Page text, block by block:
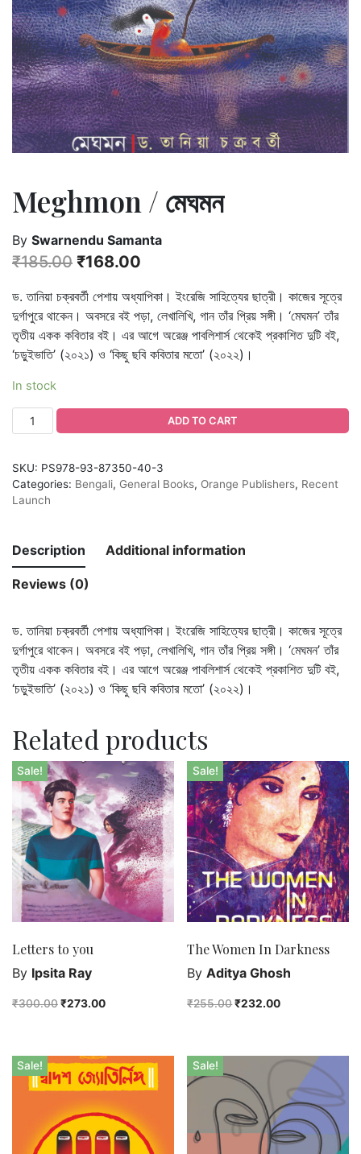
Meghmon / মেঘমন
By Swarnendu Samanta
₹185.00 ₹168.00
ড. তানিয়া চক্রবর্তী পেশায় অধ্যাপিকা। ইংরেজি সাহিত্যের ছাত্রী। কাজের সূত্রে
দুর্গাপুরে থাকেন। অবসরে বই পড়া, লেখালিখি, গান তাঁর প্রিয় সঙ্গী। ‘মেঘমন’ তাঁর
তৃতীয় একক কবিতার বই। এর আগে অরেঞ্জ পাবলিশার্স থেকেই প্রকাশিত দুটি বই,
‘চড়ুইভাতি’ (২০২১) ও ‘কিছু ছবি কবিতার মতো’ (২০২২)।
In stock
ADD TO CART
SKU: PS978-93-87350-40-3
Categories: Bengali, General Books, Orange Publishers, Recent
Launch
Description Additional information
Reviews (0)
ড. তানিয়া চক্রবর্তী পেশায় অধ্যাপিকা। ইংরেজি সাহিত্যের ছাত্রী। কাজের সূত্রে
দুর্গাপুরে থাকেন। অবসরে বই পড়া, লেখালিখি, গান তাঁর প্রিয় সঙ্গী। ‘মেঘমন’ তাঁর
তৃতীয় একক কবিতার বই। এর আগে অরেঞ্জ পাবলিশার্স থেকেই প্রকাশিত দুটি বই,
‘চড়ুইভাতি’ (২০২১) ও ‘কিছু ছবি কবিতার মতো’ (২০২২)।
Related products
Sale!
Letters to you
By Ipsita Ray
₹300.00₹273.00
Sale!
The Women In Darkness
ByAditya Ghosh
₹255.00₹232.00
Sale! Sale!